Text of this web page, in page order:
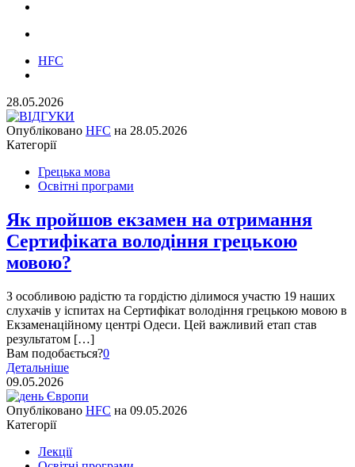
HFC
28.05.2026
Опубліковано HFC на 28.05.2026
Категорії
Грецька мова
Освітні програми
Як пройшов екзамен на отримання
Сертифіката володіння грецькою
мовою?
З особливою радістю та гордістю ділимося участю 19 наших
слухачів у іспитах на Сертифікат володіння грецькою мовою в
Екзаменаційному центрі Одеси. Цей важливий етап став
результатом […]
Вам подобається?0
Детальніше
09.05.2026
Опубліковано HFC на 09.05.2026
Категорії
Лекції